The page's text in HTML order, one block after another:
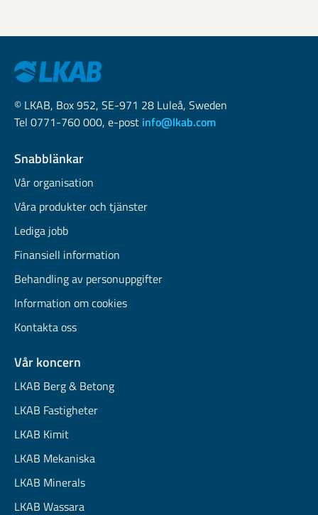
© LKAB, Box 952, SE-971 28 Luleå, Sweden
Tel 0771-760 000, e-post info@lkab.com
Snabblänkar
Vår organisation
Våra produkter och tjänster
Lediga jobb
Finansiell information
Behandling av personuppgifter
Information om cookies
Kontakta oss
Vår koncern
LKAB Berg & Betong
LKAB Fastigheter
LKAB Kimit
LKAB Mekaniska
LKAB Minerals
LKAB Wassara